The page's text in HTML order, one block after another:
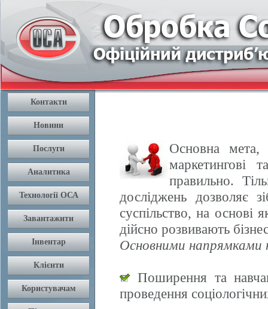
Основна мета,
маркетингові
правильно.
досліджень дозволяє
суспільство, на основі
дійсно розвивають
Основними напрямками
Поширення та
проведення